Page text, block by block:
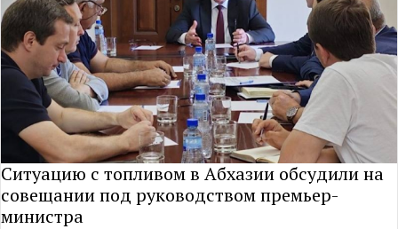
Ситуацию с топливом в Абхазии обсудили на
совещании под руководством премьер-
министра